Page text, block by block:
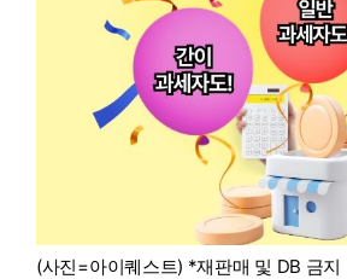
(사진=아이퀘스트) *재판매 및 DB 금지